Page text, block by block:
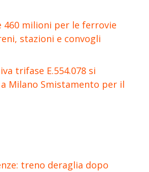
460 milioni per le ferrovie
stazioni e convogli
trifase E.554.078 si
Milano Smistamento per il
treno deraglia dopo